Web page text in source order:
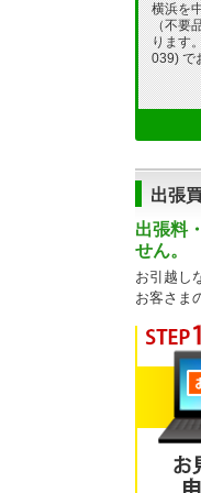
横浜を
（不要
ります
039) で
出張
出張料
せん。
お引越し
お客さま